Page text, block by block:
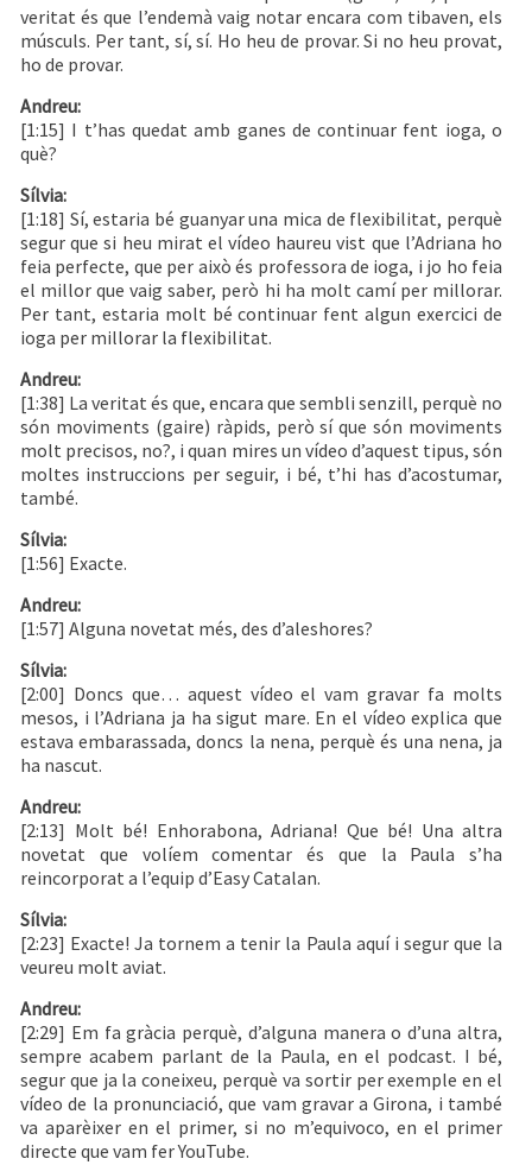
veritat és que l’endemà vaig notar encara com tibaven, els
músculs. Per tant, sí, sí. Ho heu de provar. Si no heu provat,
ho de provar.
Andreu:
[1:15] I t’has quedat amb ganes de continuar fent ioga, o
què?
Sílvia:
[1:18] Sí, estaria bé guanyar una mica de flexibilitat, perquè
segur que si heu mirat el vídeo haureu vist que l’Adriana ho
feia perfecte, que per això és professora de ioga, i jo ho feia
el millor que vaig saber, però hi ha molt camí per millorar.
Per tant, estaria molt bé continuar fent algun exercici de
ioga per millorar la flexibilitat.
Andreu:
[1:38] La veritat és que, encara que sembli senzill, perquè no
són moviments (gaire) ràpids, però sí que són moviments
molt precisos, no?, i quan mires un vídeo d’aquest tipus, són
moltes instruccions per seguir, i bé, t’hi has d’acostumar,
també.
Sílvia:
[1:56] Exacte.
Andreu:
[1:57] Alguna novetat més, des d’aleshores?
Sílvia:
[2:00] Doncs que… aquest vídeo el vam gravar fa molts
mesos, i l’Adriana ja ha sigut mare. En el vídeo explica que
estava embarassada, doncs la nena, perquè és una nena, ja
ha nascut.
Andreu:
[2:13] Molt bé! Enhorabona, Adriana! Que bé! Una altra
novetat que volíem comentar és que la Paula s’ha
reincorporat a l’equip d’Easy Catalan.
Sílvia:
[2:23] Exacte! Ja tornem a tenir la Paula aquí i segur que la
veureu molt aviat.
Andreu:
[2:29] Em fa gràcia perquè, d’alguna manera o d’una altra,
sempre acabem parlant de la Paula, en el podcast. I bé,
segur que ja la coneixeu, perquè va sortir per exemple en el
vídeo de la pronunciació, que vam gravar a Girona, i també
va aparèixer en el primer, si no m’equivoco, en el primer
directe que vam fer YouTube.